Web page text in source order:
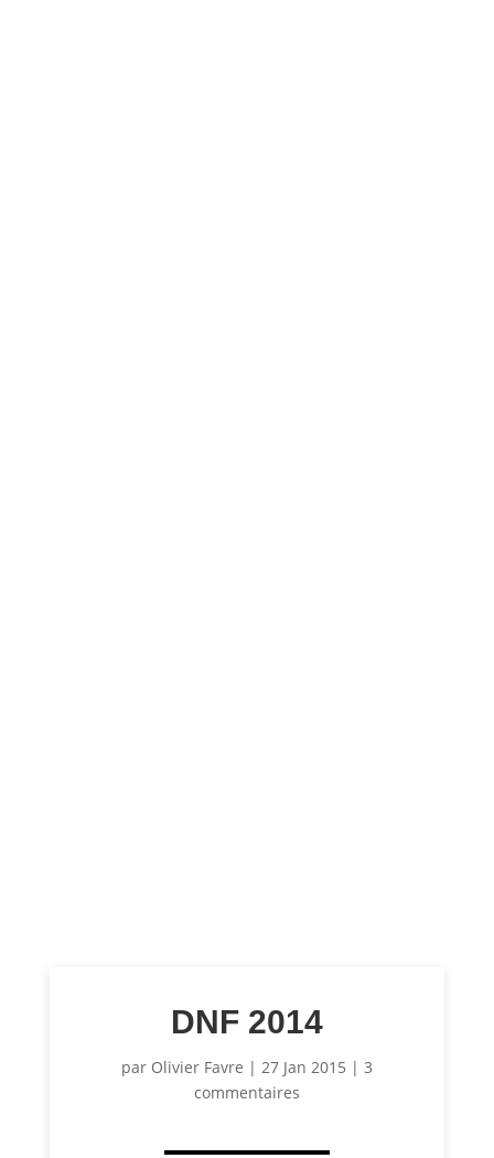
DNF 2014
par Olivier Favre | 27 Jan 2015 | 3
commentaires